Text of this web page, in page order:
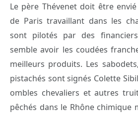
Le père Thévenet doit être
de Paris travaillant dans les
sont pilotés par des
semble avoir les coudées
meilleurs produits. Les
pistachés sont signés Colette
ombles chevaliers et autres
pêchés dans le Rhône chimique